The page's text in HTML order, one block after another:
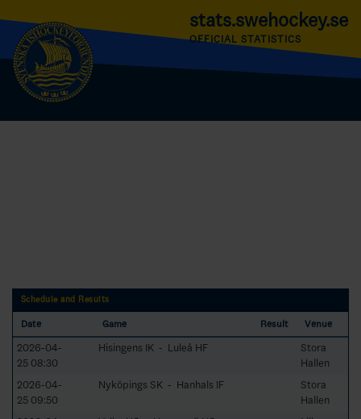
stats.swehockey.se
OFFICIAL STATISTICS
Schedule and Results
Date Game Result Venue
2026-04-
25 08:30
Hisingens IK - Luleå HF
Stora
Hallen
2026-04-
25 09:50
Nyköpings SK - Hanhals IF
Stora
Hallen